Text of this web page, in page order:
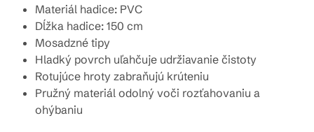
Materiál hadice: PVC
Dĺžka hadice: 150 cm
Mosadzné tipy
Hladký povrch uľahčuje udržiavanie čistoty
Rotujúce hroty zabraňujú krúteniu
Pružný materiál odolný voči rozťahovaniu a
ohýbaniu